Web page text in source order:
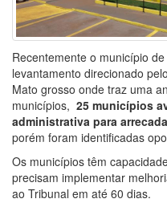
Recentemente o município
levantamento direcionado
Mato grosso onde traz uma
municípios, 25 municípios
administrativa para
porém foram identificadas
Os municípios têm
precisam implementar
ao Tribunal em até 60 dias.